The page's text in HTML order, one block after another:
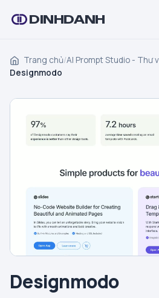
DINHDANH
Trang chủ/AI Prompt Studio - Thư
Designmodo
Designmodo